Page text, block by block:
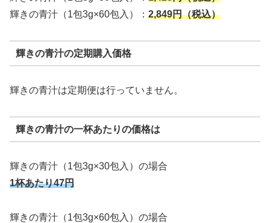
輝きの青汁（1包3g×60包入）： 2,849円（税込）
輝きの青汁の定期購入価格
輝きの青汁は定期便は行っていません。
輝きの青汁の一杯あたりの価格は
輝きの青汁（1包3g×30包入）の場合
1杯あたり47円
輝きの青汁（1包3g×60包入）の場合